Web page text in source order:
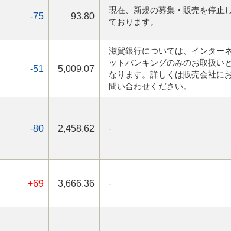
-75 93.80
現在、新規の募集・販売を停止し
ております。
-51 5,009.07
滋賀銀行については、インター
ットバンキングのみのお取扱いと
なります。詳しくは販売会社に
問い合わせください。
-80 2,458.62 -
+69 3,666.36 -